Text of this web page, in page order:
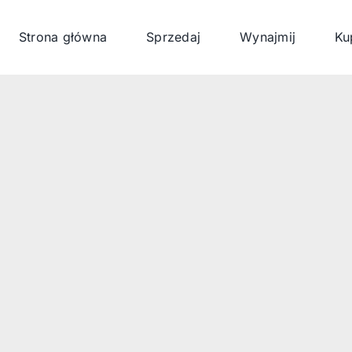
Strona główna Sprzedaj Wynajmij